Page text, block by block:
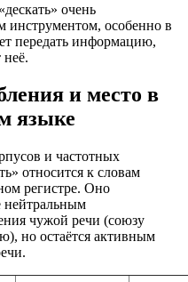
очень
особенно в
передать информацию,
неё.
и место в
языке
и частотных
относится к словам
регистре. Оно
нейтральным
чужой речи (союзу
но остаётся активным